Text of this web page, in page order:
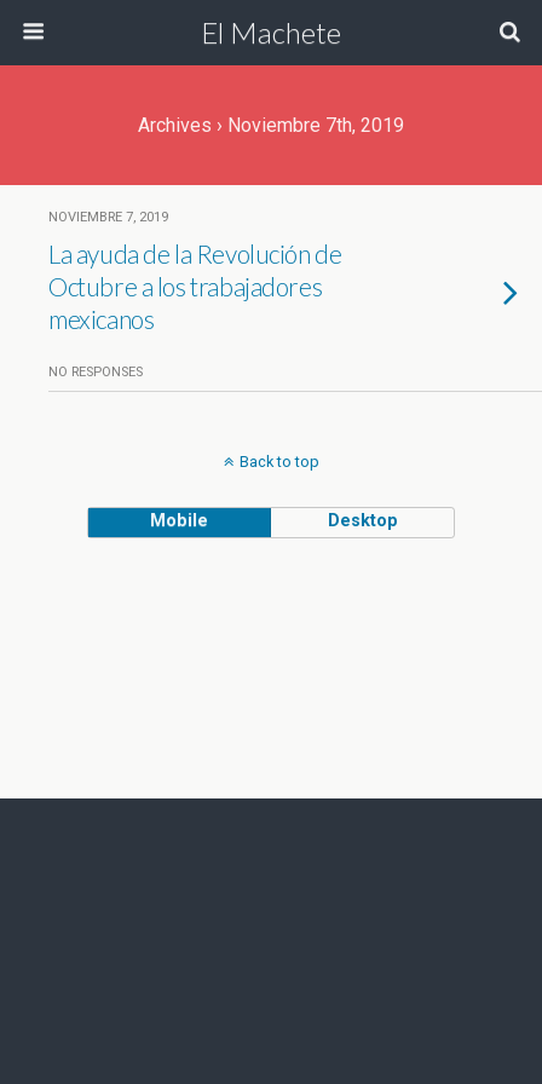
El Machete
Archives › Noviembre 7th, 2019
NOVIEMBRE 7, 2019
La ayuda de la Revolución de
Octubre a los trabajadores
mexicanos
NO RESPONSES
Back to top
Mobile Desktop